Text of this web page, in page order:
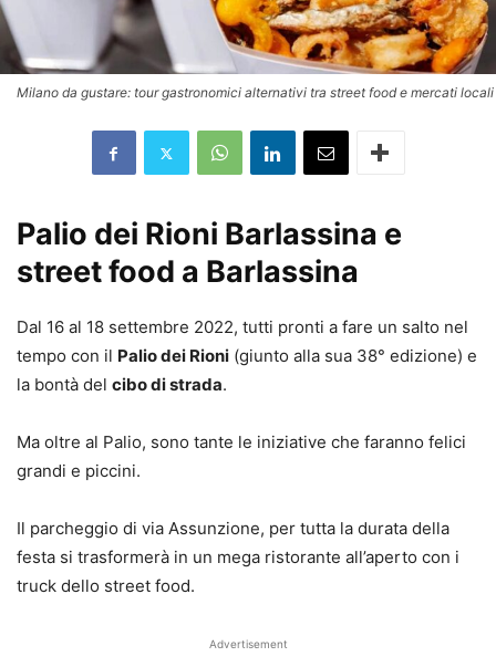
Milano da gustare: tour gastronomici alternativi tra street food e mercati locali
Palio dei Rioni Barlassina e
street food a Barlassina
Dal 16 al 18 settembre 2022, tutti pronti a fare un salto nel
tempo con il Palio dei Rioni (giunto alla sua 38° edizione) e
la bontà del cibo di strada.
Ma oltre al Palio, sono tante le iniziative che faranno felici
grandi e piccini.
Il parcheggio di via Assunzione, per tutta la durata della
festa si trasformerà in un mega ristorante all’aperto con i
truck dello street food.
Advertisement